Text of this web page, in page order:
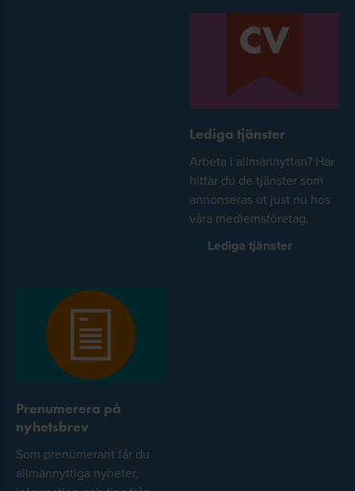
Lediga tjänster
Arbeta i allmännyttan? Här
hittar du de tjänster som
annonseras ut just nu hos
våra medlemsföretag.
Lediga tjänster
Prenumerera på
nyhetsbrev
Som prenumerant får du
allmännyttiga nyheter,